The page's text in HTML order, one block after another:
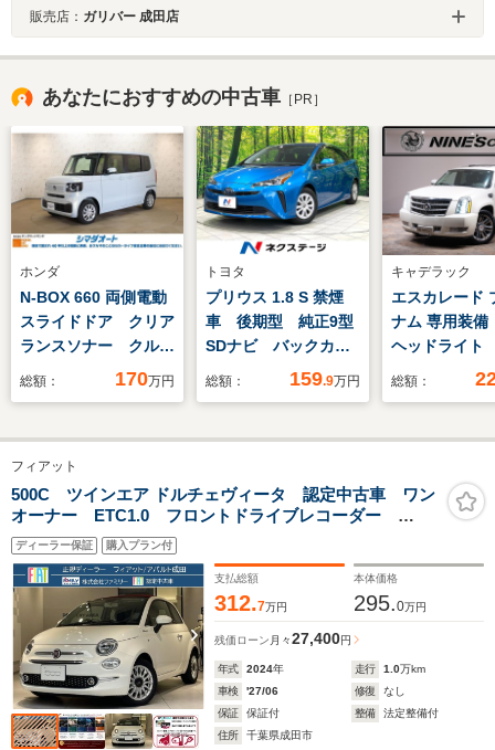
販売店： ガリバー 成田店
あなたにおすすめの中古車 ［PR］
ホンダ
N-BOX 660 両側電動
スライドドア クリア
ランスソナー クルー
ズコントロール レー
ッドランプ スマート
キー アイドリングス
トップ シートヒータ
ー ベンチシート
CVT
総額： 170万円
トヨタ
プリウス 1.8 S 禁煙
車 後期型 純正9型
SDナビ バックカメ
ラ 衝突被害軽減シス
コーダー フルセグ
続 オートエアコン
LEDヘッドライト
総額： 159.9万円
キャデラック
エスカレード
ナム 専用装
ヘッドライト
総額：
フィアット
500C ツインエア ドルチェヴィータ 認定中古車 ワン
オーナー ETC1.0 フロントドライブレコーダー
AppleCarPlay AndroidAuto クルーズコントロール
ブラック&アイスシート
ディーラー保証 購入プラン付
支払総額
312.7万円
本体価格
295.0万円
残価ローン 月々27,400円
年式 2024年 走行 1.0万km
車検
'27/06 修復
なし
保証
保証付 整備
法定整備付
住所
千葉県成田市